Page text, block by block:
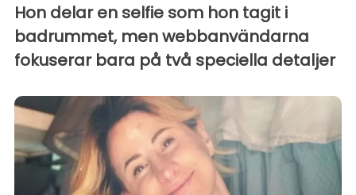
Hon delar en selfie som hon tagit i
badrummet, men webbanvändarna
fokuserar bara på två speciella detaljer